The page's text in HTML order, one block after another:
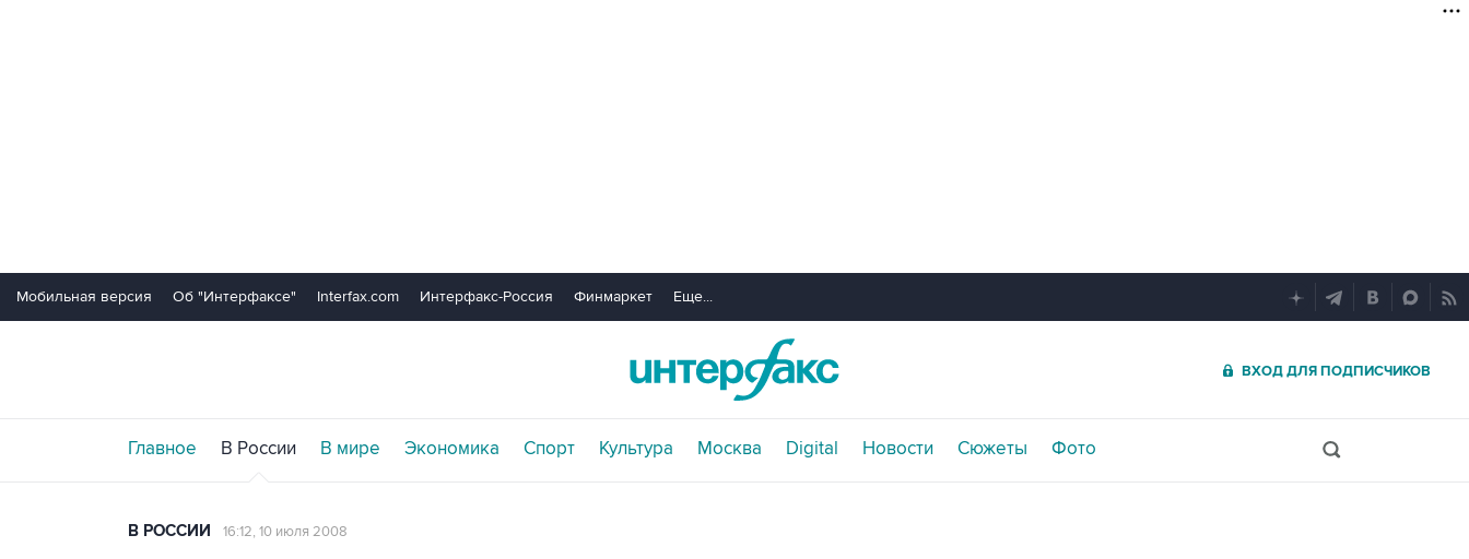
Мобильная версия Об "Интерфаксе" Interfax.com Интерфакс-Россия Финмаркет Еще...
ВХОД ДЛЯ ПОДПИСЧИКОВ
Главное В России В мире Экономика Спорт Культура Москва Digital Новости Сюжеты Фото
В РОССИИ 16:12, 10 июля 2008